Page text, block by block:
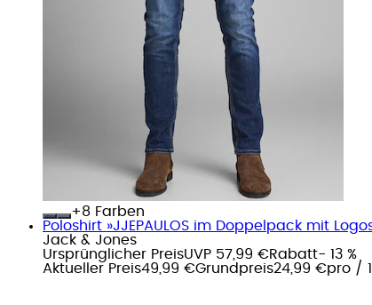
+
Farben
Poloshirt »JJEPAULOS im Doppelpack mit
Jack & Jones
Ursprünglicher PreisUVP 57,99 €Rabatt- 13 %
Aktueller Preis49,99 €Grundpreis24,99 €pro /